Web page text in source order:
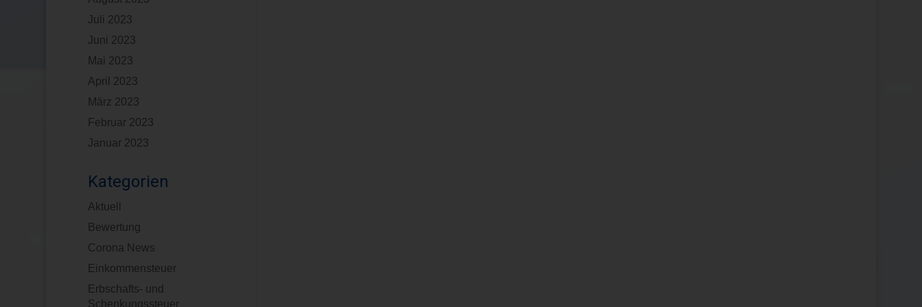
Juli 2023
Juni 2023
Mai 2023
April 2023
März 2023
Februar 2023
Januar 2023
Kategorien
Aktuell
Bewertung
Corona News
Einkommensteuer
Erbschafts- und
Schenkungssteuer